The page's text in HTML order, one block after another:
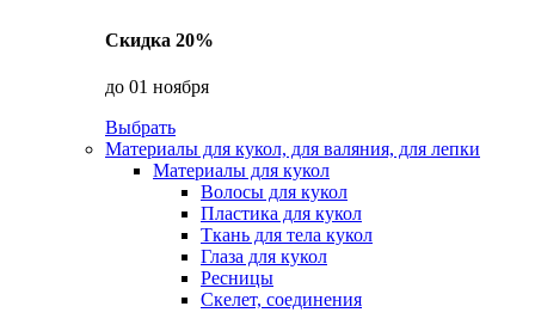
Скидка 20%
до 01 ноября
Выбрать
Материалы для кукол, для валяния, для лепки
Материалы для кукол
Волосы для кукол
Пластика для кукол
Ткань для тела кукол
Глаза для кукол
Ресницы
Скелет, соединения